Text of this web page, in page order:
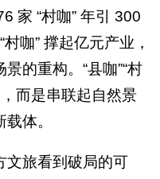
）。与单一
，迈点同时具备媒
研究、资源链接和
能力，以服务政
店、景区和公寓为
能平台，旗下拥
点研究院”两大品
家 “村咖” 年引 300
咖” 撑起亿元产业，
的重构。“县咖”“村
而是串联起自然景
体。
文旅看到破局的可